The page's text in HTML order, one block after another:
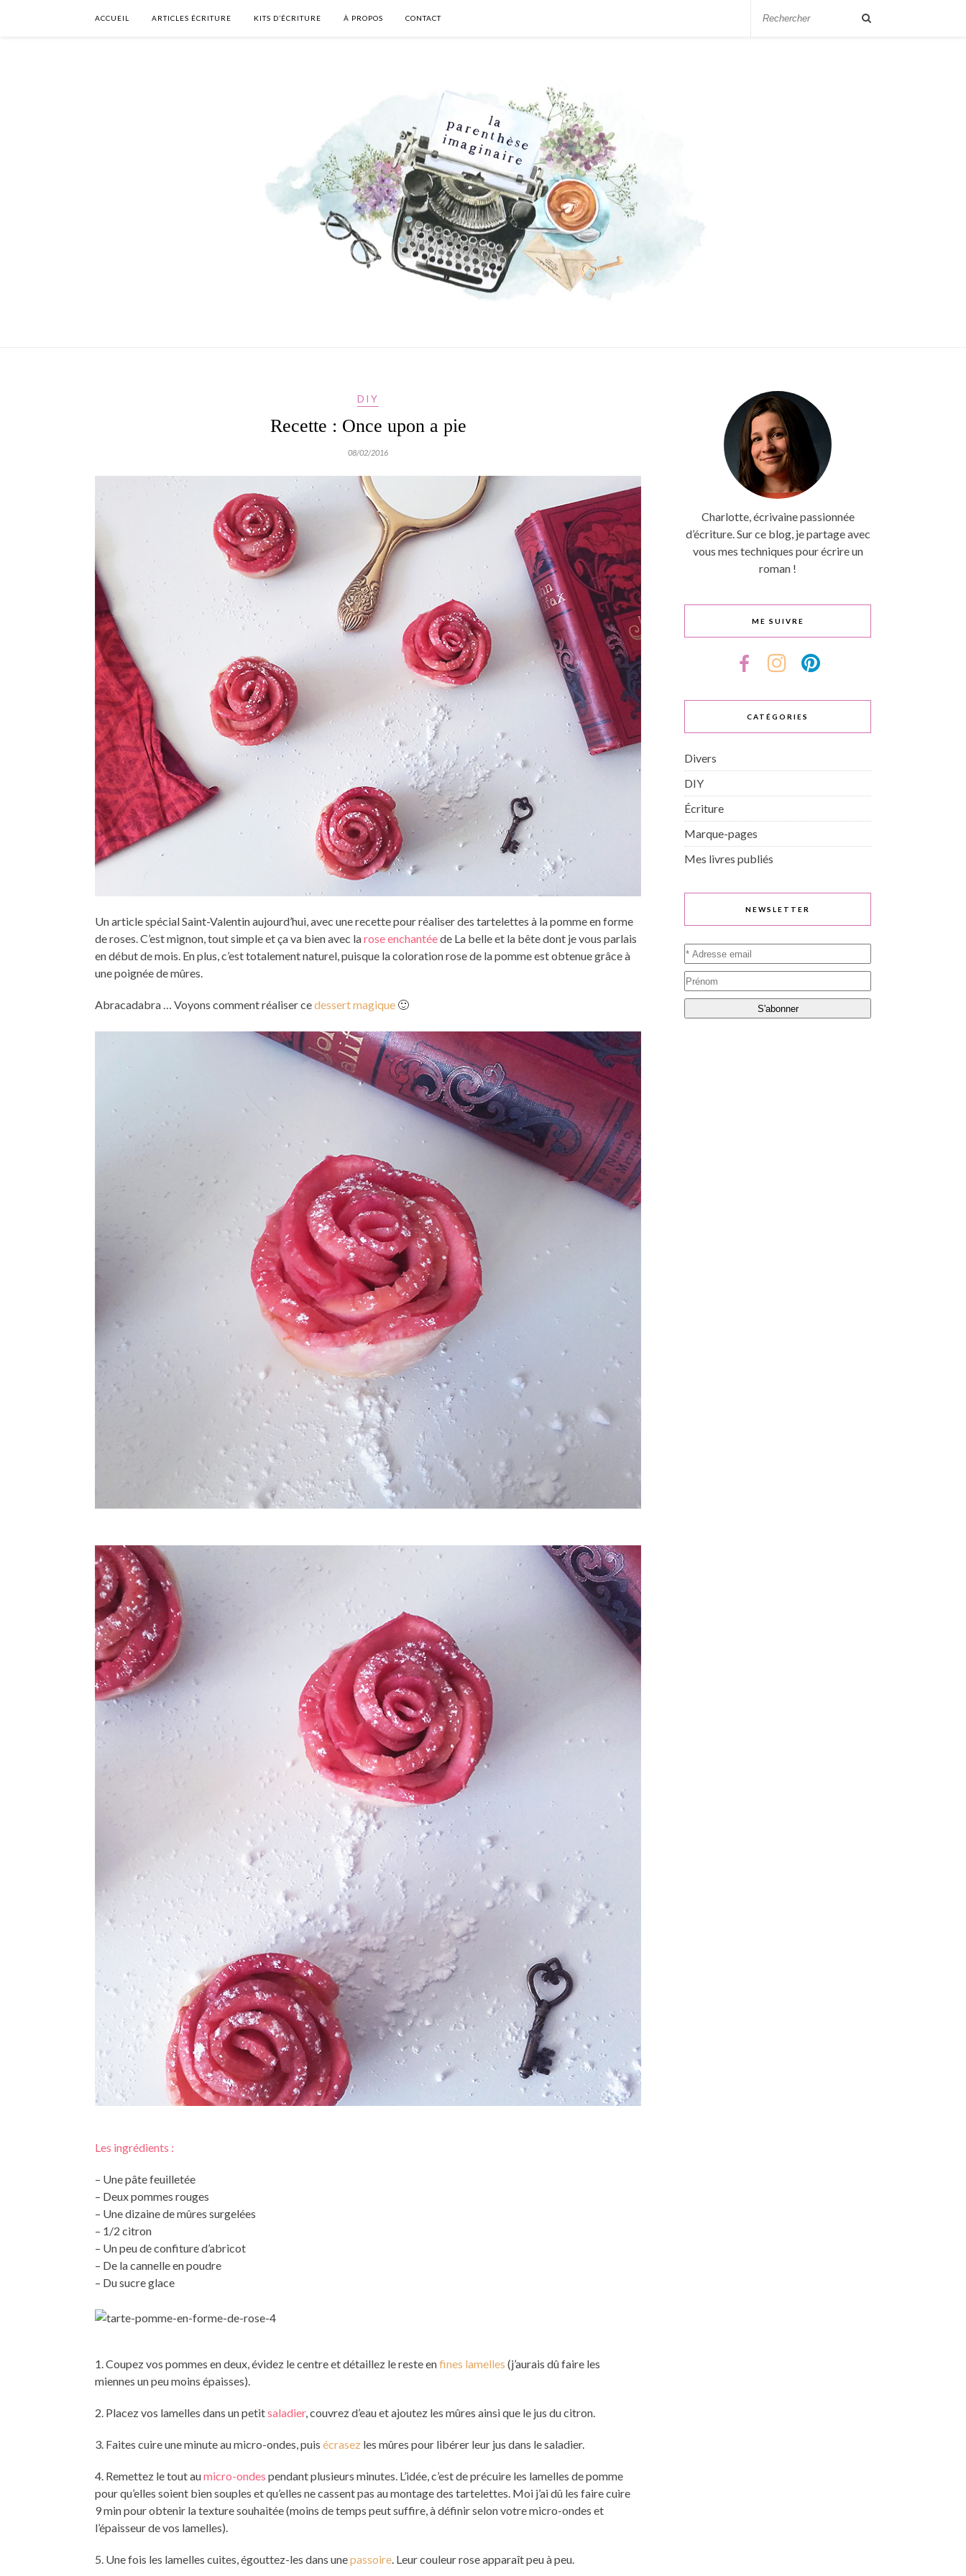
ACCUEIL ARTICLES ÉCRITURE KITS D’ÉCRITURE À PROPOS CONTACT
DIY
Recette : Once upon a pie
08/02/2016
Un article spécial Saint-Valentin aujourd’hui, avec une recette pour réaliser des tartelettes à la pomme en forme
de roses. C’est mignon, tout simple et ça va bien avec larose enchantéede La belle et la bête dont je vous parlais
en début de mois. En plus, c’est totalement naturel, puisque la coloration rose de la pomme est obtenue grâce à
une poignée de mûres.
Abracadabra … Voyons comment réaliser cedessert magique 🙂
Les ingrédients :
– Une pâte feuilletée
– Deux pommes rouges
– Une dizaine de mûres surgelées
– 1/2 citron
– Un peu de confiture d’abricot
– De la cannelle en poudre
– Du sucre glace
1. Coupez vos pommes en deux, évidez le centre et détaillez le reste enfines lamelles (j’aurais dû faire les
miennes un peu moins épaisses).
2. Placez vos lamelles dans un petitsaladier, couvrez d’eau et ajoutez les mûres ainsi que le jus du citron.
3. Faites cuire une minute au micro-ondes, puis écrasez les mûres pour libérer leur jus dans le saladier.
4. Remettez le tout aumicro-ondes pendant plusieurs minutes. L’idée, c’est de précuire les lamelles de pomme
pour qu’elles soient bien souples et qu’elles ne cassent pas au montage des tartelettes. Moi j’ai dû les faire cuire
9 min pour obtenir la texture souhaitée (moins de temps peut suffire, à définir selon votre micro-ondes et
l’épaisseur de vos lamelles).
5. Une fois les lamelles cuites, égouttez-les dans unepassoire . Leur couleur rose apparaît peu à peu.
Charlotte, écrivaine passionnée
d’écriture. Sur ce blog, je partage avec
vous mes techniques pour écrire un
roman !
ME SUIVRE
CATÉGORIES
Divers
DIY
Écriture
Marque-pages
Mes livres publiés
NEWSLETTER